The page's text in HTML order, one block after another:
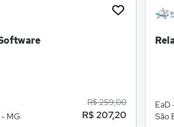
- MG
R$ 259,00
R$ 207,20
EaD
São